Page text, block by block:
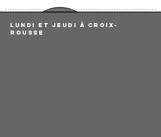
Lundi et Jeudi à Croix-
Rousse